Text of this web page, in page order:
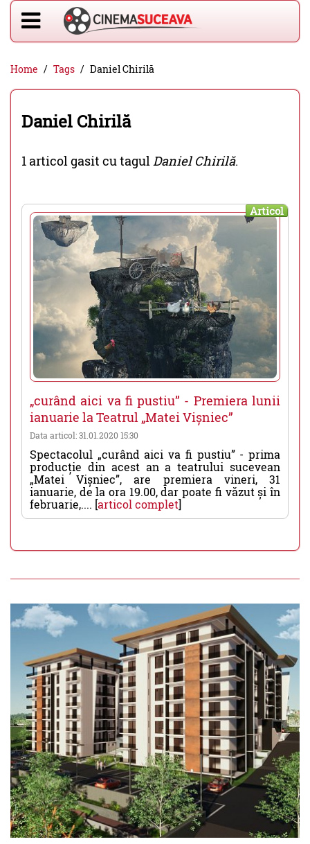
Home Tags Daniel Chirilă
Daniel Chirilă
1 articol gasit cu tagulDaniel Chirilă.
Articol
„curând aici va fi pustiu” - Premiera lunii
ianuarie la Teatrul „Matei Vișniec”
Data articol: 31.01.2020 15:30
Spectacolul „curând aici va fi pustiu” - prima
producție din acest an a teatrului sucevean
„Matei Vișniec”, are premiera vineri, 31
ianuarie, de la ora 19.00, dar poate fi văzut și în
februarie,.... [articol complet]